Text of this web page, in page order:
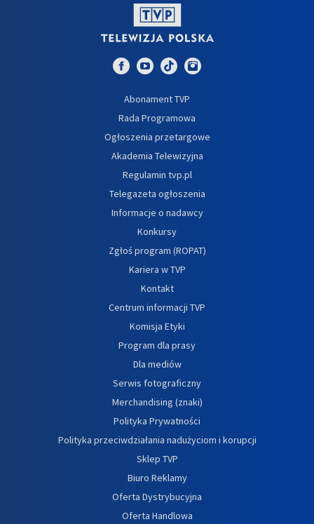
Abonament TVP
Rada Programowa
Ogłoszenia przetargowe
Akademia Telewizyjna
Regulamin tvp.pl
Telegazeta ogłoszenia
Informacje o nadawcy
Konkursy
Zgłoś program (ROPAT)
Kariera w TVP
Kontakt
Centrum informacji TVP
Komisja Etyki
Program dla prasy
Dla mediów
Serwis fotograficzny
Merchandising (znaki)
Polityka Prywatności
Polityka przeciwdziałania nadużyciom i korupcji
Sklep TVP
Biuro Reklamy
Oferta Dystrybucyjna
Oferta Handlowa